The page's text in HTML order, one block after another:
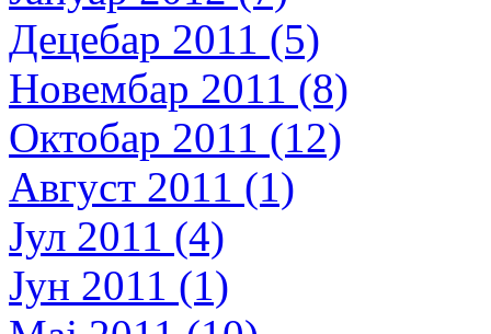
Децебар 2011 (5)
Новембар 2011 (8)
Октобар 2011 (12)
Август 2011 (1)
Јул 2011 (4)
Јун 2011 (1)